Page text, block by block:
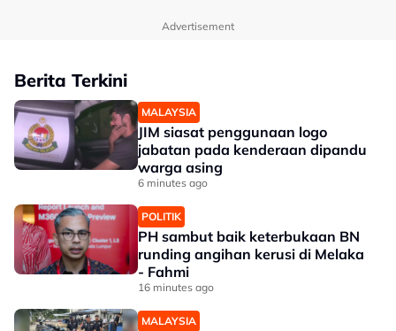
Advertisement
Berita Terkini
MALAYSIA
JIM siasat penggunaan logo
jabatan pada kenderaan dipandu
warga asing
6 minutes ago
POLITIK
PH sambut baik keterbukaan BN
runding angihan kerusi di Melaka
- Fahmi
16 minutes ago
MALAYSIA